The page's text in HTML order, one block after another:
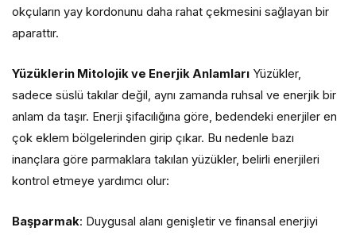
okçuların yay kordonunu daha rahat çekmesini sağlayan bir
aparattır.
Yüzüklerin Mitolojik ve Enerjik Anlamları Yüzükler,
sadece süslü takılar değil, aynı zamanda ruhsal ve enerjik bir
anlam da taşır. Enerji şifacılığına göre, bedendeki enerjiler en
çok eklem bölgelerinden girip çıkar. Bu nedenle bazı
inançlara göre parmaklara takılan yüzükler, belirli enerjileri
kontrol etmeye yardımcı olur:
Başparmak: Duygusal alanı genişletir ve finansal enerjiyi